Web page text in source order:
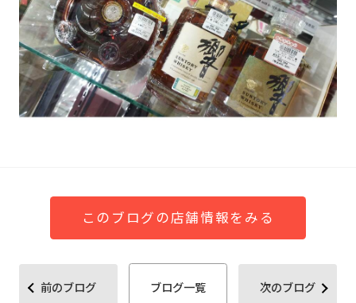
このブログの店舗情報をみる
前のブログ ブログ一覧 次のブログ